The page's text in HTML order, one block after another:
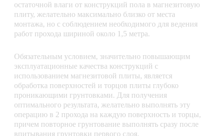
остаточной влаги от конструкций пола в магнезитовую
плиту, желательно максимально близко от места
монтажа, но с соблюдением необходимого для ведения
работ прохода шириной около 1,5 метра.
Обязательным условием, значительно повышающим
эксплуатационные качества конструкций с
использованием магнезитовой плиты, является
обработка поверхностей и торцов плиты глубоко
проникающими грунтовками. Для получения
оптимального результата, желательно выполнять эту
операцию в 2 прохода на каждую поверхность и торцы,
причем повторное грунтование выполнять сразу после
впитывания грунтовки первого слоя.